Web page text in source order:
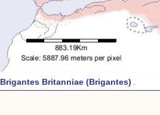
Brigantes Britanniae (Brigantes) .